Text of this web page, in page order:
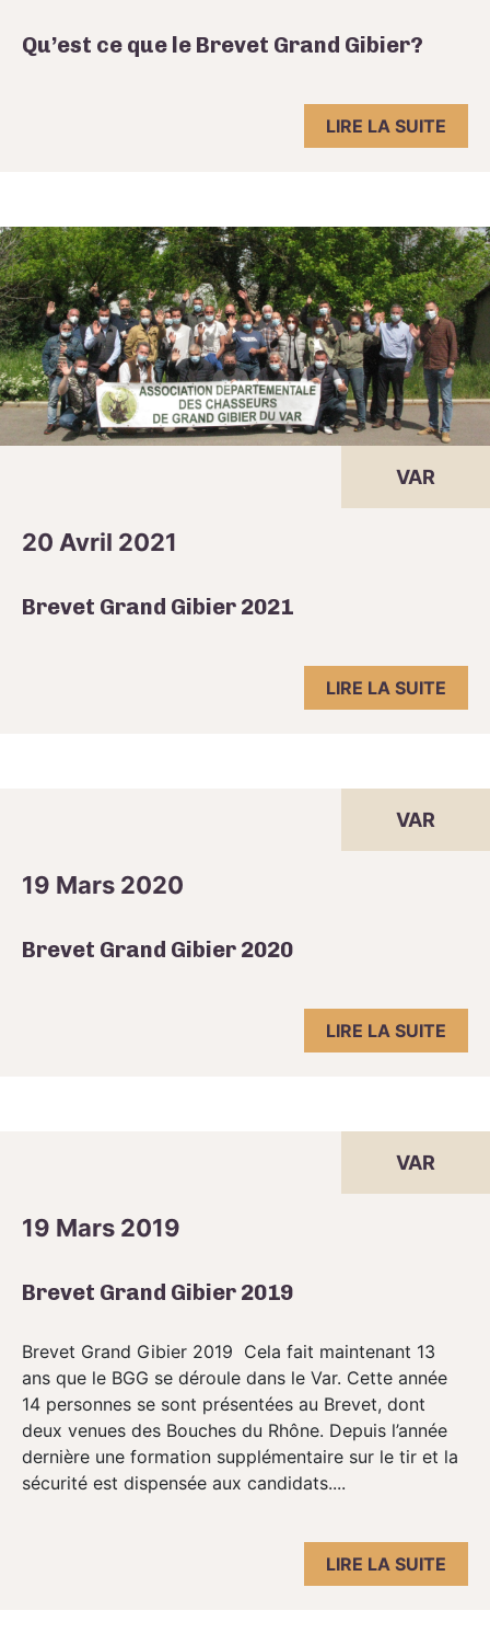
Qu’est ce que le Brevet Grand Gibier?
LIRE LA SUITE
VAR
20 Avril 2021
Brevet Grand Gibier 2021
LIRE LA SUITE
VAR
19 Mars 2020
Brevet Grand Gibier 2020
LIRE LA SUITE
VAR
19 Mars 2019
Brevet Grand Gibier 2019
Brevet Grand Gibier 2019 Cela fait maintenant 13
ans que le BGG se déroule dans le Var. Cette année
14 personnes se sont présentées au Brevet, dont
deux venues des Bouches du Rhône. Depuis l’année
dernière une formation supplémentaire sur le tir et la
sécurité est dispensée aux candidats....
LIRE LA SUITE